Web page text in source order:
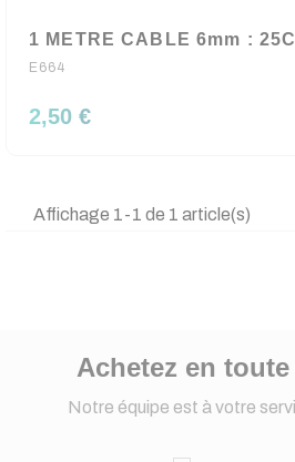
1 METRE CABLE 6mm :
E664
2,50 €
Affichage 1-1 de 1 article(s)
Achetez en
Notre équipe est à votre